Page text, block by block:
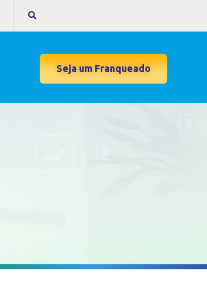
Seja um Franqueado